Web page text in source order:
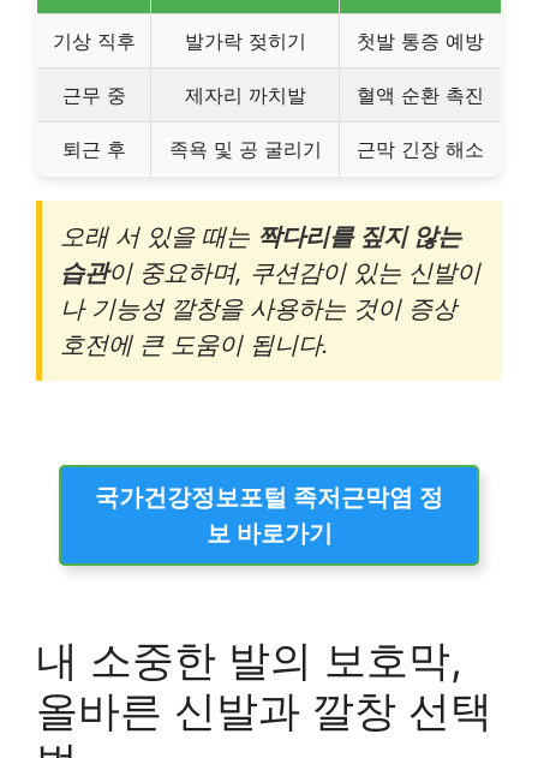
기상 직후 발가락 젖히기 첫발 통증 예방
근무 중 제자리 까치발 혈액 순환 촉진
퇴근 후 족욕 및 공 굴리기 근막 긴장 해소
오래 서 있을 때는 짝다리를 짚지 않는
습관이 중요하며, 쿠션감이 있는 신발이
나 기능성 깔창을 사용하는 것이 증상
호전에 큰 도움이 됩니다.
국가건강정보포털 족저근막염 정
보 바로가기
내 소중한 발의 보호막,
올바른 신발과 깔창 선택